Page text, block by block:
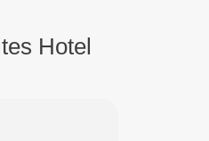
Hotel